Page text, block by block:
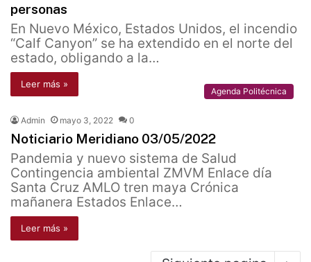
personas
En Nuevo México, Estados Unidos, el incendio
“Calf Canyon” se ha extendido en el norte del
estado, obligando a la…
Leer más »
Agenda Politécnica
Admin mayo 3, 2022 0
Noticiario Meridiano 03/05/2022
Pandemia y nuevo sistema de Salud
Contingencia ambiental ZMVM Enlace día
Santa Cruz AMLO tren maya Crónica
mañanera Estados Enlace…
Leer más »